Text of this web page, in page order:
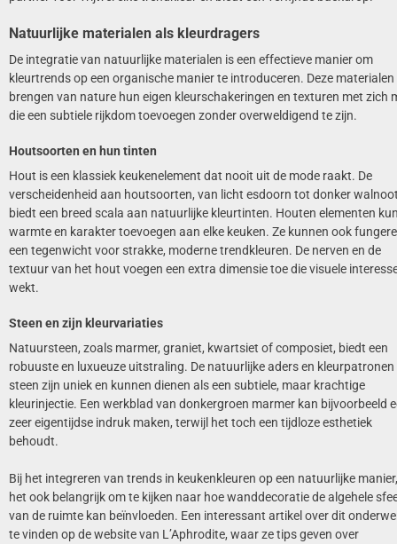
Natuurlijke materialen als kleurdragers
De integratie van natuurlijke materialen is een effectieve manier om
kleurtrends op een organische manier te introduceren. Deze materialen
brengen van nature hun eigen kleurschakeringen en texturen met zich
die een subtiele rijkdom toevoegen zonder overweldigend te zijn.
Houtsoorten en hun tinten
Hout is een klassiek keukenelement dat nooit uit de mode raakt. De
verscheidenheid aan houtsoorten, van licht esdoorn tot donker
biedt een breed scala aan natuurlijke kleurtinten. Houten elementen
warmte en karakter toevoegen aan elke keuken. Ze kunnen ook
een tegenwicht voor strakke, moderne trendkleuren. De nerven en de
textuur van het hout voegen een extra dimensie toe die visuele
wekt.
Steen en zijn kleurvariaties
Natuursteen, zoals marmer, graniet, kwartsiet of composiet, biedt een
robuuste en luxueuze uitstraling. De natuurlijke aders en kleurpatronen
steen zijn uniek en kunnen dienen als een subtiele, maar krachtige
kleurinjectie. Een werkblad van donkergroen marmer kan bijvoorbeeld
zeer eigentijdse indruk maken, terwijl het toch een tijdloze esthetiek
behoudt.
Bij het integreren van trends in keukenkleuren op een natuurlijke
het ook belangrijk om te kijken naar hoe wanddecoratie de algehele
van de ruimte kan beïnvloeden. Een interessant artikel over dit
te vinden op de website van L’Aphrodite, waar ze tips geven over